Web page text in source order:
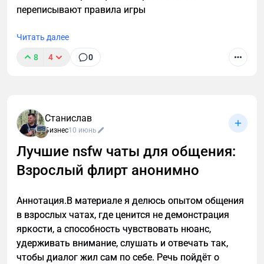
Эти изменения требуют от предпринимателей
адаптации бизнес-процессов, обновления
документации и повышения внимания к
соблюдению новых норм. Рекомендуется заранее
Есть вопросы по адаптации вашей компании к
новым требованиям? Пишите в комментариях или
в ЛС — буду рада помочь!
Жанна Тищенко, юрист в области корпоративного
#корпоративноеправо #юрист #бизнес
#ЖаннаТищенко #юристЖаннаТищенко
переписывают правила игры
Читать далее
8 4 0
Станислав
Бизнес10 июнь
Лучшие nsfw чаты для общения:
Взрослый флирт анонимно
Аннотация.В материале я делюсь опытом общения
в взрослых чатах, где ценится не демонстрация
яркости, а способность чувствовать нюанс,
удерживать внимание, слушать и отвечать так,
чтобы диалог жил сам по себе. Речь пойдёт о